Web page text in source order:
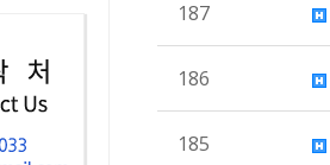
187
186
185